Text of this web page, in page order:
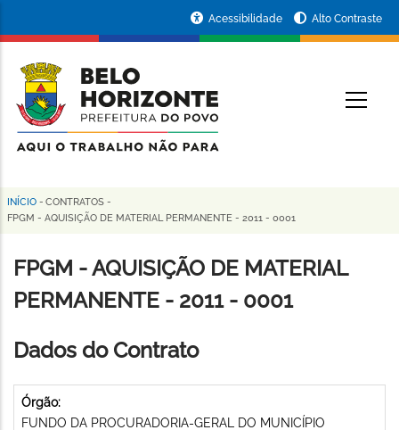
conteúdo
principal
da
Prefeitura
de
Horizonte
Acessibilidade Alto Contraste
Trilha
navegação
INÍCIO - CONTRATOS -
FPGM - AQUISIÇÃO DE MATERIAL PERMANENTE - 2011 - 0001
FPGM - AQUISIÇÃO DE MATERIAL
PERMANENTE - 2011 - 0001
Dados do Contrato
Órgão:
FUNDO DA PROCURADORIA-GERAL DO MUNICÍPIO